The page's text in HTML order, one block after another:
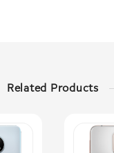
Related Products